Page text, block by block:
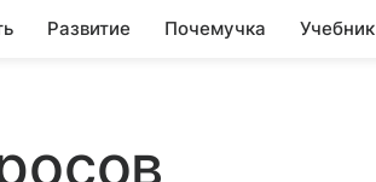
Развитие Почемучка Учебник